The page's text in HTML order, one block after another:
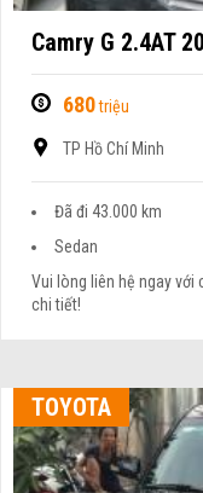
Camry G 2.4AT
680triệu
TP Hồ Chí Minh
Đã đi 43.000 km
Sedan
Vui lòng liên hệ ngay với
chi tiết!
TOYOTA